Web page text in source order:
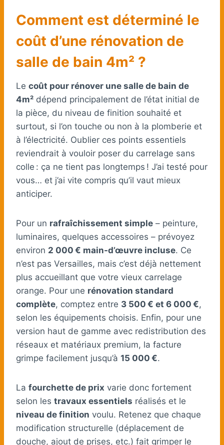
Comment est déterminé le
coût d’une rénovation de
salle de bain 4m² ?
Le coût pour rénover une salle de bain de
4m² dépend principalement de l’état initial de
la pièce, du niveau de finition souhaité et
surtout, si l’on touche ou non à la plomberie et
à l’électricité. Oublier ces points essentiels
reviendrait à vouloir poser du carrelage sans
colle : ça ne tient pas longtemps ! J’ai testé pour
vous… et j’ai vite compris qu’il vaut mieux
anticiper.
Pour un rafraîchissement simple – peinture,
luminaires, quelques accessoires – prévoyez
environ 2 000 € main-d’œuvre incluse. Ce
n’est pas Versailles, mais c’est déjà nettement
plus accueillant que votre vieux carrelage
orange. Pour une rénovation standard
complète, comptez entre 3 500 € et 6 000 €,
selon les équipements choisis. Enfin, pour une
version haut de gamme avec redistribution des
réseaux et matériaux premium, la facture
grimpe facilement jusqu’à 15 000 €.
La fourchette de prix varie donc fortement
selon les travaux essentiels réalisés et le
niveau de finition voulu. Retenez que chaque
modification structurelle (déplacement de
douche, ajout de prises, etc.) fait grimper le